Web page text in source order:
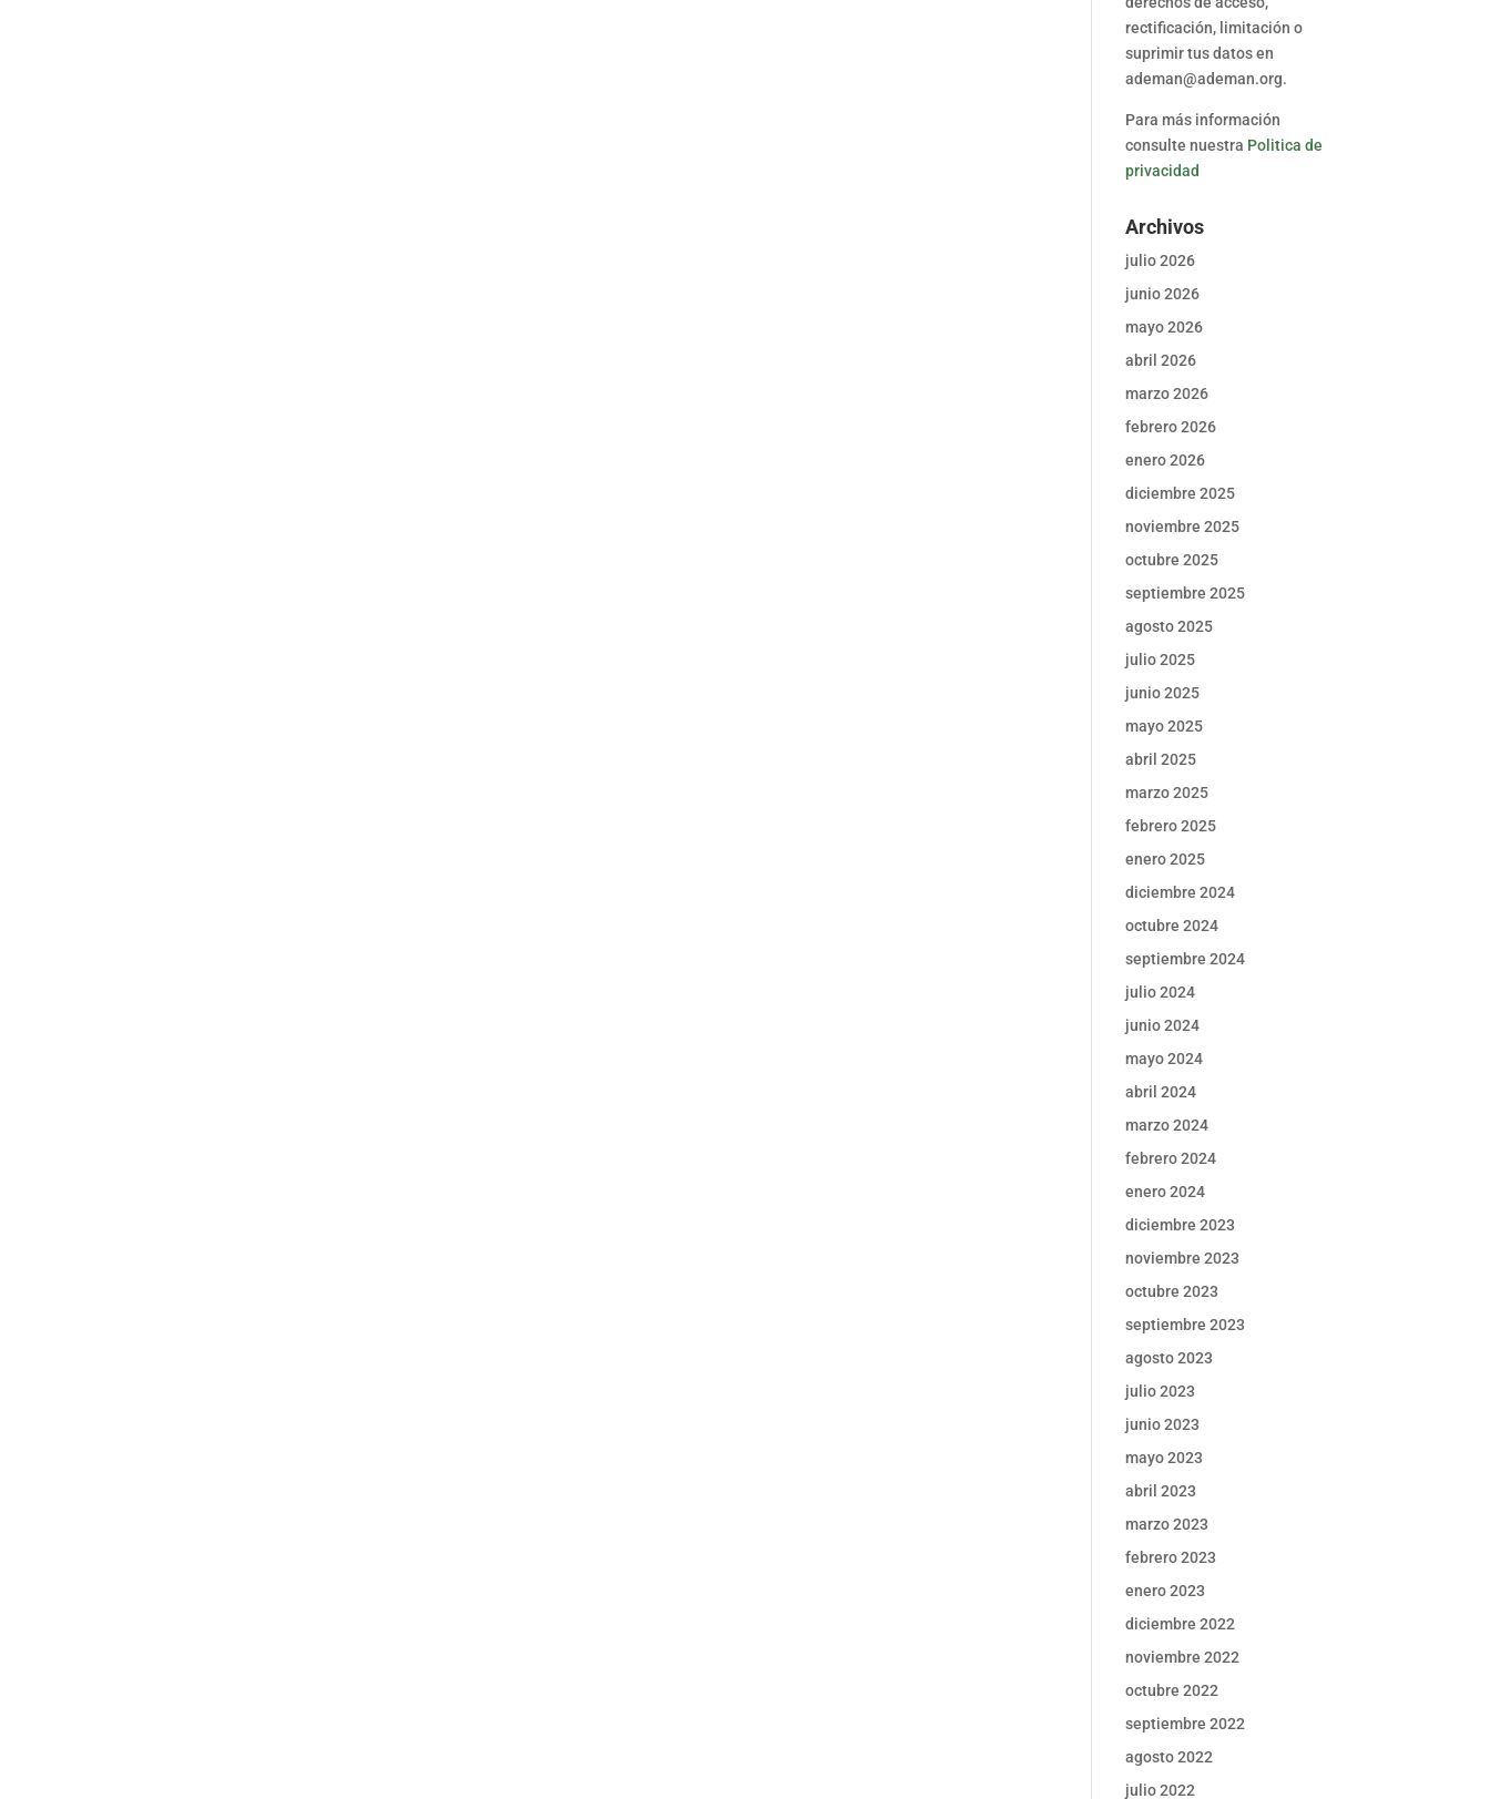
rectificación, limitación o
suprimir tus datos en
ademan@ademan.org.
Para más información
consulte nuestra Politica de
privacidad
Archivos
julio 2026
junio 2026
mayo 2026
abril 2026
marzo 2026
febrero 2026
enero 2026
diciembre 2025
noviembre 2025
octubre 2025
septiembre 2025
agosto 2025
julio 2025
junio 2025
mayo 2025
abril 2025
marzo 2025
febrero 2025
enero 2025
diciembre 2024
octubre 2024
septiembre 2024
julio 2024
junio 2024
mayo 2024
abril 2024
marzo 2024
febrero 2024
enero 2024
diciembre 2023
noviembre 2023
octubre 2023
septiembre 2023
agosto 2023
julio 2023
junio 2023
mayo 2023
abril 2023
marzo 2023
febrero 2023
enero 2023
diciembre 2022
noviembre 2022
octubre 2022
septiembre 2022
agosto 2022
julio 2022